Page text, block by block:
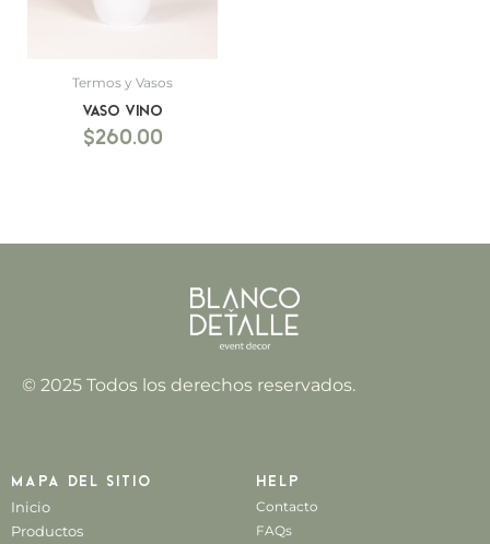
Termos y Vasos
Vaso Vino
$260.00
© 2025 Todos los derechos reservados.
Mapa del sitio
Inicio
Productos
Help
Contacto
FAQs